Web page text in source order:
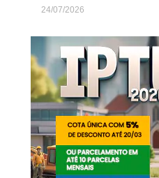
24/07/2026